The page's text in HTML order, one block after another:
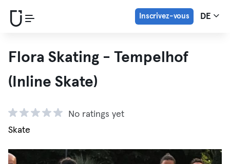
Inscrivez-vous DE
Flora Skating - Tempelhof
(Inline Skate)
No ratings yet
Skate